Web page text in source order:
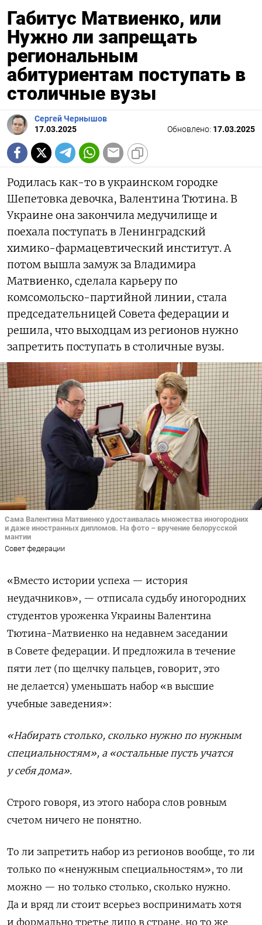
Габитус Матвиенко, или
Нужно ли запрещать
региональным
абитуриентам поступать в
столичные вузы
Сергей Чернышов
17.03.2025
Обновлено: 17.03.2025
Родилась как-то в украинском городке
Шепетовка девочка, Валентина Тютина. В
Украине она закончила медучилище и
поехала поступать в Ленинградский
химико-фармацевтический институт. А
потом вышла замуж за Владимира
Матвиенко, сделала карьеру по
комсомольско-партийной линии, стала
председательницей Совета федерации и
решила, что выходцам из регионов нужно
запретить поступать в столичные вузы.
Сама Валентина Матвиенко удостаивалась множества иногородних
и даже иностранных дипломов. На фото – вручение белорусской
мантии
Совет федерации
«Вместо истории успеха — история
неудачников», — отписала судьбу иногородних
студентов уроженка Украины Валентина
Тютина-Матвиенко на недавнем заседании
в Совете федерации. И предложила в течение
пяти лет (по щелчку пальцев, говорит, это
не делается) уменьшать набор «в высшие
учебные заведения»:
«Набирать столько, сколько нужно по нужным
специальностям», а «остальные пусть учатся
у себя дома».
Строго говоря, из этого набора слов ровным
счетом ничего не понятно.
То ли запретить набор из регионов вообще, то ли
только по «ненужным специальностям», то ли
можно — но только столько, сколько нужно.
Да и вряд ли стоит всерьез воспринимать хотя
и формально третье лицо в стране, но то же